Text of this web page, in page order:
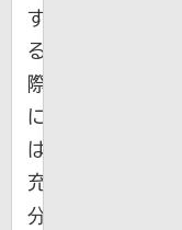
す
る
際
に
は
充
分